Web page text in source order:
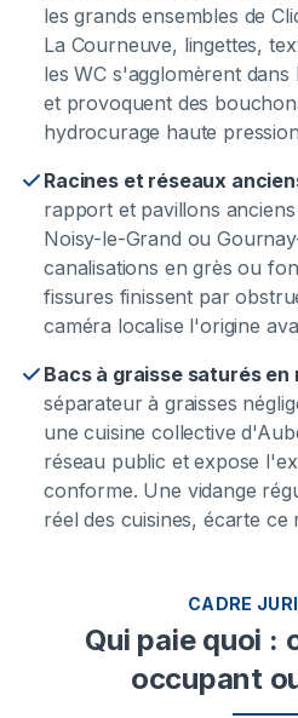
les grands ensembles de
La Courneuve, lingettes,
les WC s'agglomèrent
et provoquent des
hydrocurage haute
Racines et réseaux
rapport et pavillons
Noisy-le-Grand ou
canalisations en grès ou
fissures finissent par
caméra localise l'origine
Bacs à graisse saturés
séparateur à graisses
une cuisine collective
réseau public et expose
conforme. Une vidange
réel des cuisines, écarte ce
CADRE
Qui paie quoi :
occupant